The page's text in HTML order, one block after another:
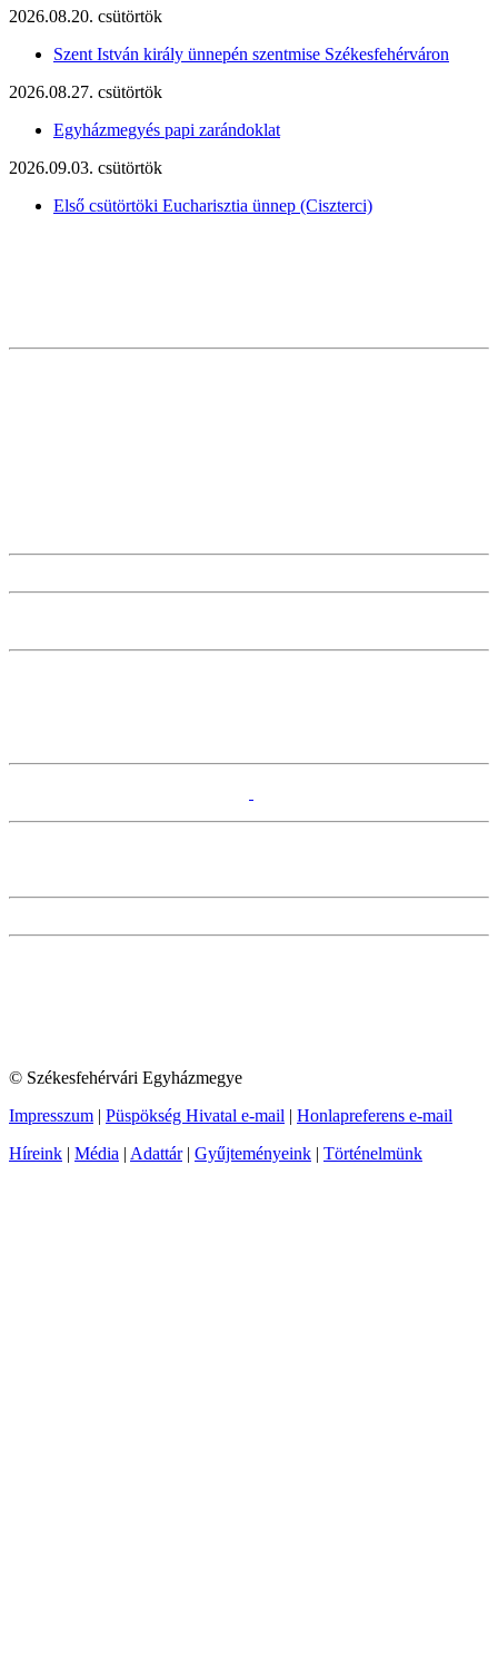
2026.08.20. csütörtök
Szent István király ünnepén szentmise Székesfehérváron
2026.08.27. csütörtök
Egyházmegyés papi zarándoklat
2026.09.03. csütörtök
Első csütörtöki Eucharisztia ünnep (Ciszterci)
© Székesfehérvári Egyházmegye
Impresszum | Püspökség Hivatal e-mail | Honlapreferens e-mail
Híreink | Média | Adattár| Gyűjteményeink | Történelmünk